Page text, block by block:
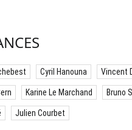
Cyril Hanouna Vincent
Karine Le Marchand Bruno
Julien Courbet